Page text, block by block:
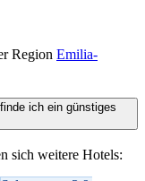
Region Emilia-
ich ein günstiges
sich weitere Hotels: